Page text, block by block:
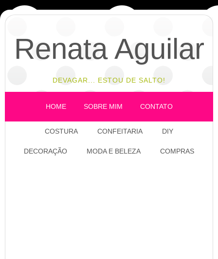
Renata Aguilar
DEVAGAR... ESTOU DE SALTO!
HOME SOBRE MIM CONTATO
COSTURA CONFEITARIA DIY
DECORAÇÃO MODA E BELEZA COMPRAS